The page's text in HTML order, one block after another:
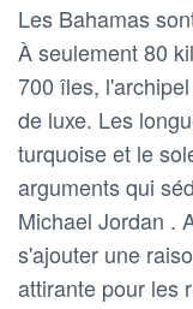
Les Bahamas
À seulement 80
700 îles,
de luxe. Les
turquoise et le
arguments qui
Michael Jordan .
s'ajouter une
attirante pour les